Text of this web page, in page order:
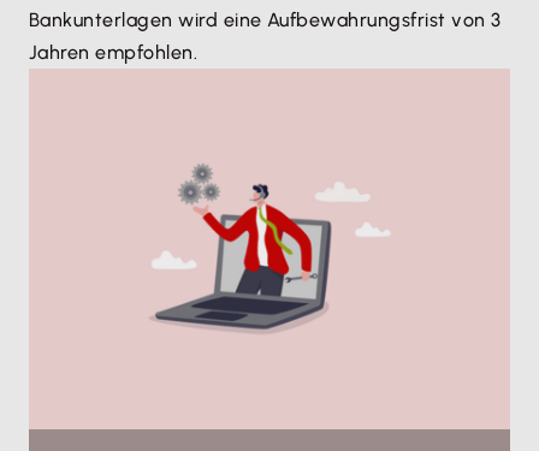
Bankunterlagen wird eine Aufbewahrungsfrist von 3
Jahren empfohlen.